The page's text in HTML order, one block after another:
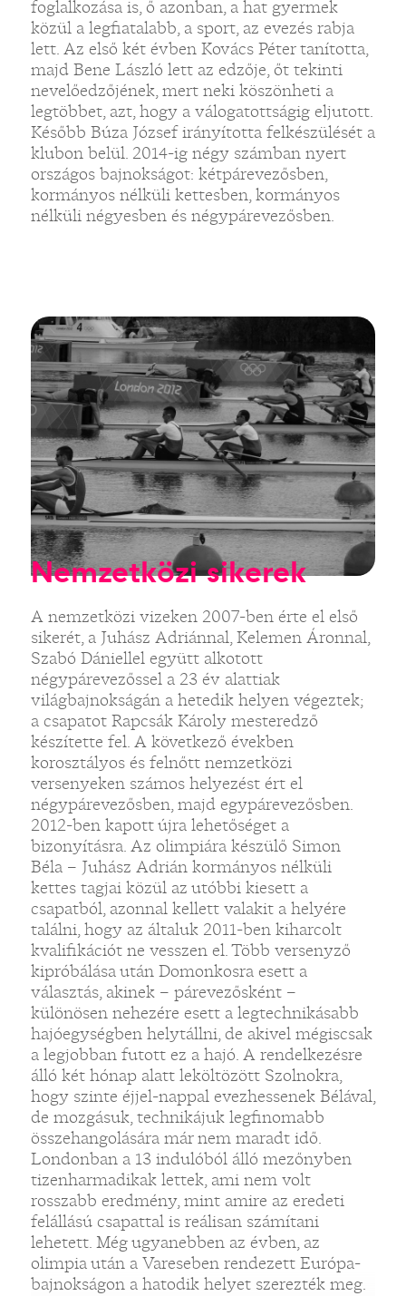
foglalkozása is, ő azonban, a hat gyermek
közül a legfiatalabb, a sport, az evezés rabja
lett. Az első két évben Kovács Péter tanította,
majd Bene László lett az edzője, őt tekinti
nevelőedzőjének, mert neki köszönheti a
legtöbbet, azt, hogy a válogatottságig eljutott.
Később Búza József irányította felkészülését a
klubon belül. 2014-ig négy számban nyert
országos bajnokságot: kétpárevezősben,
kormányos nélküli kettesben, kormányos
nélküli négyesben és négypárevezősben.
Nemzetközi sikerek
A nemzetközi vizeken 2007-ben érte el első
sikerét, a Juhász Adriánnal, Kelemen Áronnal,
Szabó Dániellel együtt alkotott
négypárevezőssel a 23 év alattiak
világbajnokságán a hetedik helyen végeztek;
a csapatot Rapcsák Károly mesteredző
készítette fel. A következő években
korosztályos és felnőtt nemzetközi
versenyeken számos helyezést ért el
négypárevezősben, majd egypárevezősben.
2012-ben kapott újra lehetőséget a
bizonyításra. Az olimpiára készülő Simon
Béla – Juhász Adrián kormányos nélküli
kettes tagjai közül az utóbbi kiesett a
csapatból, azonnal kellett valakit a helyére
találni, hogy az általuk 2011-ben kiharcolt
kvalifikációt ne vesszen el. Több versenyző
kipróbálása után Domonkosra esett a
választás, akinek – párevezősként –
különösen nehezére esett a legtechnikásabb
hajóegységben helytállni, de akivel mégiscsak
a legjobban futott ez a hajó. A rendelkezésre
álló két hónap alatt leköltözött Szolnokra,
hogy szinte éjjel-nappal evezhessenek Bélával,
de mozgásuk, technikájuk legfinomabb
összehangolására már nem maradt idő.
Londonban a 13 indulóból álló mezőnyben
tizenharmadikak lettek, ami nem volt
rosszabb eredmény, mint amire az eredeti
felállású csapattal is reálisan számítani
lehetett. Még ugyanebben az évben, az
olimpia után a Vareseben rendezett Európa-
bajnokságon a hatodik helyet szerezték meg.